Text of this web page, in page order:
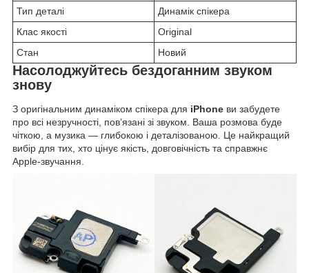
Тип деталі
Динамік спікера
Клас якості
Original
Стан
Новий
Насолоджуйтесь бездоганним звуком
знову
З оригінальним динаміком спікера для iPhone ви забудете
про всі незручності, пов’язані зі звуком. Ваша розмова буде
чіткою, а музика — глибокою і деталізованою. Це найкращий
вибір для тих, хто цінує якість, довговічність та справжнє
Apple-звучання.